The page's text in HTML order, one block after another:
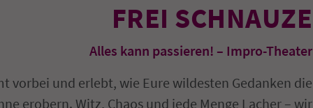
FREI SCHNAUZE
Alles kann passieren! – Impro-Theater
vorbei und erlebt, wie Eure wildesten Gedanken die
erobern. Witz, Chaos und jede Menge Lacher – wir